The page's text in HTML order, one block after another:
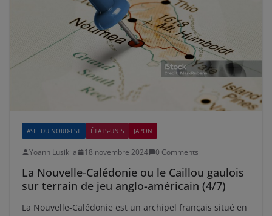
ASIE DU NORD-EST ÉTATS-UNIS JAPON
Yoann Lusikila 18 novembre 2024 0 Comments
La Nouvelle-Calédonie ou le Caillou gaulois
sur terrain de jeu anglo-américain (4/7)
La Nouvelle-Calédonie est un archipel français situé en